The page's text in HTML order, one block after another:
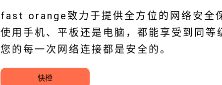
fast orange致力于提供全方位的网络安全
使用手机、平板还是电脑，都能享受到同
您的每一次网络连接都是安全的。
快橙